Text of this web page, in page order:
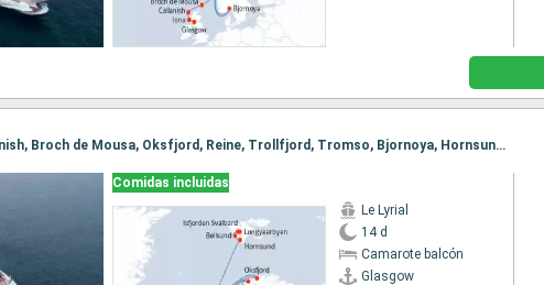
Itinerario : Glasgow, Iona, Callanish, Broch de Mousa, Oksfjord, Reine, Trollfjord, Tromso, Bjornoya, Hornsund, Bellsund, Isfjorden Svalbard, Longyearbyen
Comidas incluidas
Le Lyrial
14 d
Camarote balcón
Glasgow